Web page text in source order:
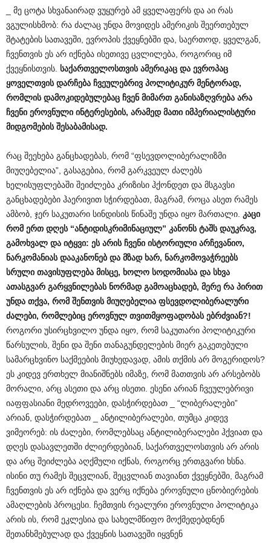
_ მე ცოტა სხვანაირად ვუყურებ ამ ყველაფერს და აი რას
ვგულისხმობ: რა ძალაც უნდა მოვიდეს ამერიკის შეერთებულ
შტატების სათავეში, ევროპის ქვეყნებში და, საერთოდ, ყველგან,
ჩვენთვის ეს არ იქნება ისეთივე ცვლილება, როგორიც იმ
ქვეყნისთვის. საქართველოსთვის ამერიკაც და ევროპაც
ყოველთვის დარჩება ჩვეულებრივ პოლიტიკურ მენტორად,
რომლის დამოკიდებულებაც ჩვენ მიმართ განისაზღვრება არა
ჩვენი ეროვნული ინტერესების, არამედ მათი იმპერიალისტური
მიდგომების შესაბამისად.
რაც შეეხება განცხადებას, რომ “ფსევდოლიბერალიზმი
მიუღებელია”, გასაგებია, რომ გარკვეულ ძალებს
ხელისუფლებაში შეიძლება კრიზისი ჰქონდეთ და მსგავსი
განცხადებები ჰაერივით სჭირდებათ, მაგრამ, როცა ასეთ რამეს
ამბობ, ჯერ საკუთარი სინდისის წინაშე უნდა იყო მართალი. კაცი
რომ ერთ დღეს“ანტიდისკრიმინაციულ” კანონს ტაშს დაუკრავ,
გამოხვალ და იტყვი: ეს არის ჩვენი ისტორიული არჩევანიო,
ნარკომანიას დააკანონებ და მზად ხარ, ნარკომოვაჭრეებს
სრული თავისუფლება მისცე, ხოლო სოდომიასა და სხვა
ათასგვარ გარყვნილებას ნორმად გამოაცხადებ, მერე რა პირით
უნდა თქვა, რომ შენთვის მიუღებელია ფსევდოლიბერალური
ძალები, რომლებიც ეროვნულ თვითმყოფადობას ებრძვიან?!
როგორი უსირცხვილო უნდა იყო, რომ საკუთარი პოლიტიკური
წარსულის, შენი და შენი თანაგუნდელების მიერ გაკეთებული
სამარცხვინო საქმეების მიუხედავად, ამის თქმის არ მოგერიდოს?
ეს კიდევ ერთხელ მიანიშნებს იმაზე, რომ მათთვის არ არსებობს
მორალი, არც ასეთი და არც ისეთი. ესენი არიან ჩვეულებრივი
იაფფასიანი მედროვეები, დასჭირდებათ _ “ლიბერალები”
არიან, დასჭირდებათ _ ანტილიბერალები, თუმცა კიდევ
ვიმეორებ: ის ძალები, რომლებსაც ანტილიბერალები ჰქვიათ და
დღეს დასავლეთში ძლიერდებიან, საქართველოსთვის არ არის
და არც შეიძლება აღქმული იქნას, როგორც ერთგვარი ხსნა.
ისინი თუ რამეს შეცვლიან, შეცვლიან თავიანთ ქვეყნებში, მაგრამ
ჩვენთვის ეს არ იქნება და ვერც იქნება ეროვნული ცნობიერების
ამაღლების პროცესი. ჩემთვის რეალური ეროვნული პოლიტიკა
არის ის, რომ ეკლესია და სახელმწიფო მოქმედებდნენ
შეთანხმებულად და ქვეყნის სათავეში იყვნენ